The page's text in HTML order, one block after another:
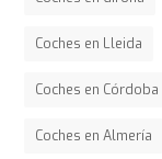
Coches en Lleida
Coches en Córdoba
Coches en Almería